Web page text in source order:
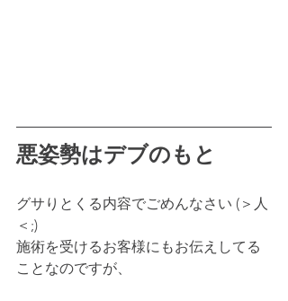
悪姿勢はデブのもと
グサりとくる内容でごめんなさい (＞人
＜;)
施術を受けるお客様にもお伝えしてる
ことなのですが、